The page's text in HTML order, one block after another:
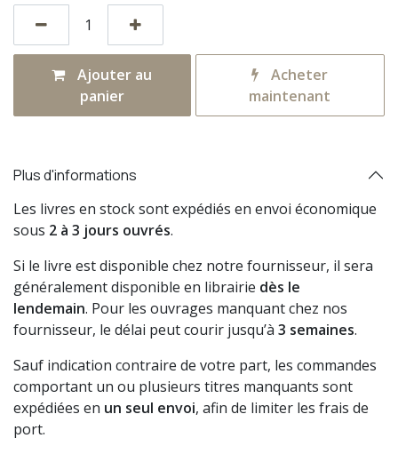
Ajouter au
panier
Acheter
maintenant
Plus d'informations
Les livres en stock sont expédiés en envoi économique
sous 2 à 3 jours ouvrés.
Si le livre est disponible chez notre fournisseur, il sera
généralement disponible en librairie dès le
lendemain. Pour les ouvrages manquant chez nos
fournisseur, le délai peut courir jusqu’à 3 semaines.
Sauf indication contraire de votre part, les commandes
comportant un ou plusieurs titres manquants sont
expédiées en un seul envoi, afin de limiter les frais de
port.